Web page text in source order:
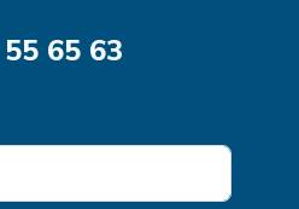
65 63